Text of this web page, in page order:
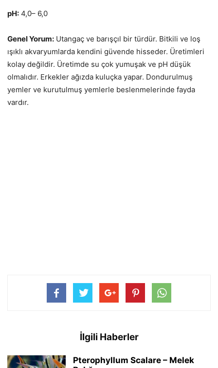
pH: 4,0– 6,0
Genel Yorum: Utangaç ve barışçıl bir türdür. Bitkili ve loş
ışıklı akvaryumlarda kendini güvende hisseder. Üretimleri
kolay değildir. Üretimde su çok yumuşak ve pH düşük
olmalıdır. Erkekler ağızda kuluçka yapar. Dondurulmuş
yemler ve kurutulmuş yemlerle beslenmelerinde fayda
vardır.
İlgili Haberler
Pterophyllum Scalare – Melek